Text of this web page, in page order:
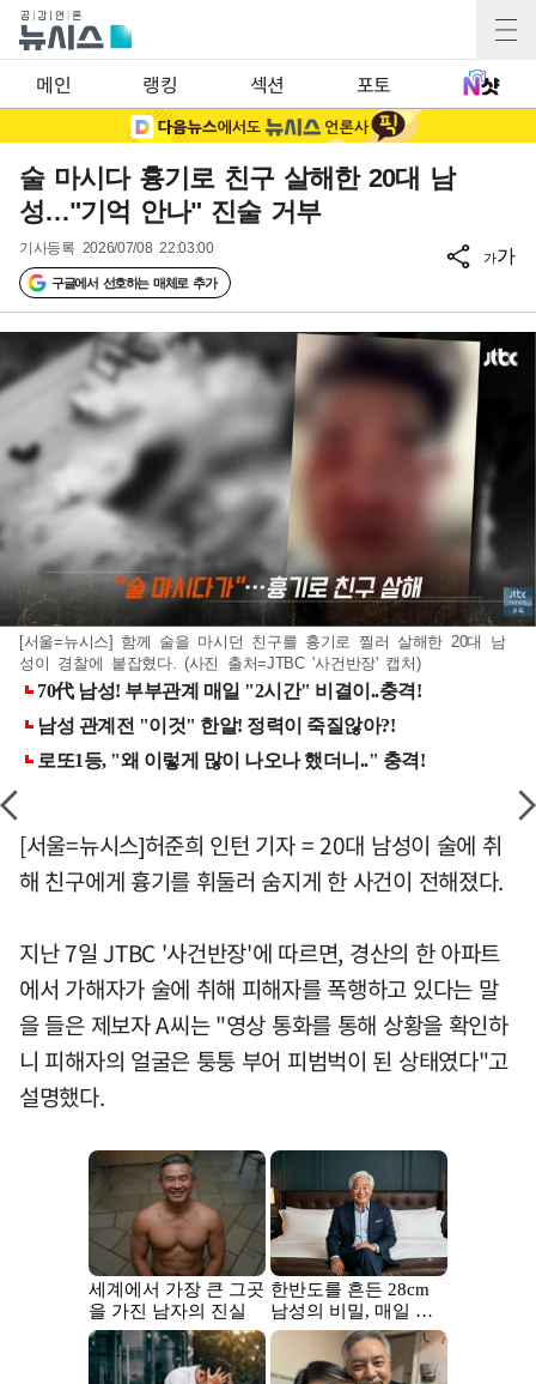
메인 랭킹 섹션 포토
술 마시다 흉기로 친구 살해한 20대 남
성…"기억 안나" 진술 거부
기사등록 2026/07/08 22:03:00
구글에서 선호하는 매체로 추가
가가
[서울=뉴시스] 함께 술을 마시던 친구를 흉기로 찔러 살해한 20대 남
성이 경찰에 붙잡혔다. (사진 출처=JTBC '사건반장' 캡처)
[서울=뉴시스]허준희 인턴 기자 = 20대 남성이 술에 취
해 친구에게 흉기를 휘둘러 숨지게 한 사건이 전해졌다.
지난 7일 JTBC '사건반장'에 따르면, 경산의 한 아파트
에서 가해자가 술에 취해 피해자를 폭행하고 있다는 말
을 들은 제보자 A씨는 "영상 통화를 통해 상황을 확인하
니 피해자의 얼굴은 퉁퉁 부어 피범벅이 된 상태였다"고
설명했다.